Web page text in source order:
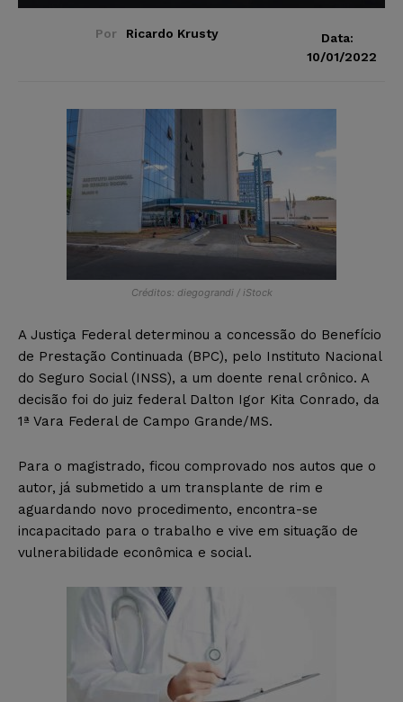
Por Ricardo Krusty
Data:
10/01/2022
Créditos: diegograndi / iStock
A Justiça Federal determinou a concessão do Benefício
de Prestação Continuada (BPC), pelo Instituto Nacional
do Seguro Social (INSS), a um doente renal crônico. A
decisão foi do juiz federal Dalton Igor Kita Conrado, da
1ª Vara Federal de Campo Grande/MS.
Para o magistrado, ficou comprovado nos autos que o
autor, já submetido a um transplante de rim e
aguardando novo procedimento, encontra-se
incapacitado para o trabalho e vive em situação de
vulnerabilidade econômica e social.